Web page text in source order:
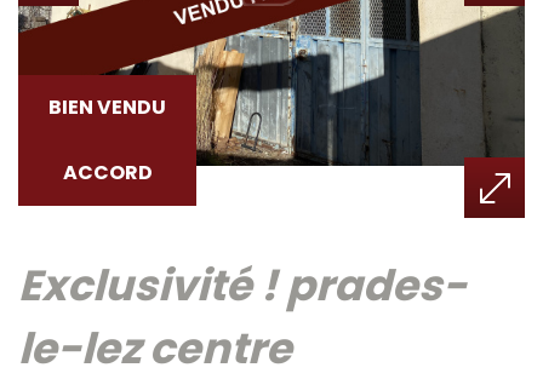
BIEN VENDU
ACCORD
exclusivité ! prades-
le-lez centre